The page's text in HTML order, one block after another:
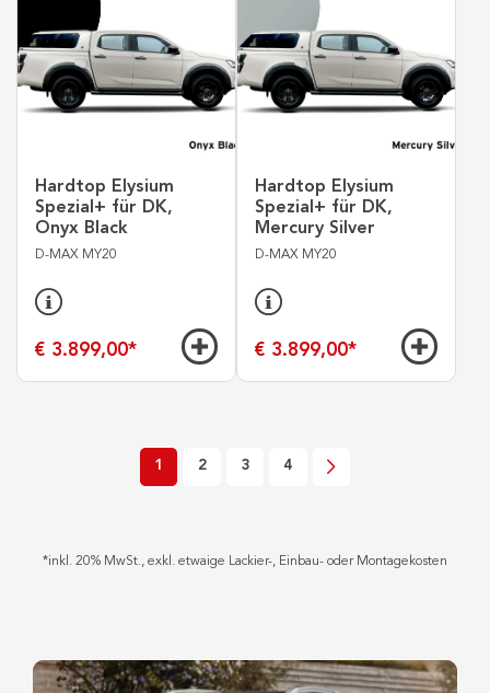
Hardtop Elysium
Spezial+ für DK,
Onyx Black
D-MAX MY20
€ 3.899,00*
Hardtop Elysium
Spezial+ für DK,
Mercury Silver
D-MAX MY20
€ 3.899,00*
1 2 3 4
*inkl. 20% MwSt., exkl. etwaige Lackier-, Einbau- oder Montagekosten